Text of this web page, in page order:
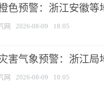
色预警：浙江安徽等
网 2026-08-09 18:05
害气象预警：浙江
网 2026-08-09 18:05